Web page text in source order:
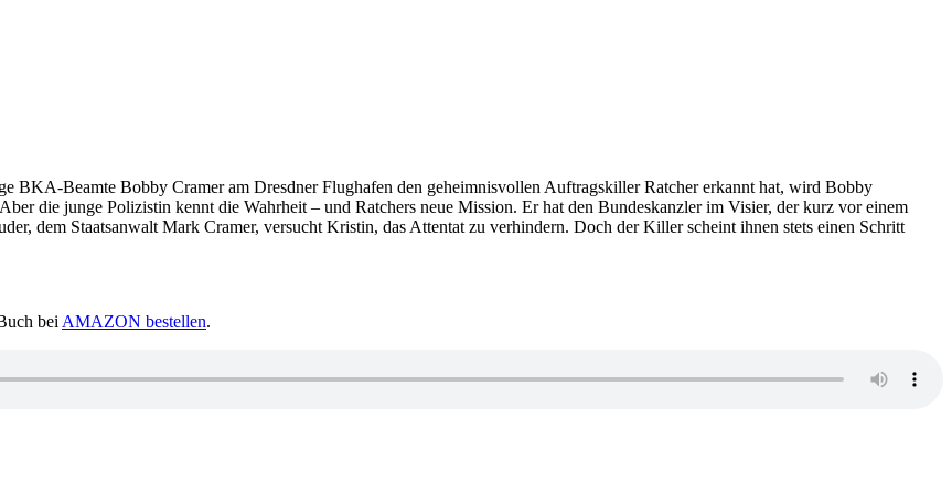
BKA-Beamte Bobby Cramer am Dresdner Flughafen den geheimnisvollen Auftragskiller Ratcher erkannt hat, wird Bobby
die junge Polizistin kennt die Wahrheit – und Ratchers neue Mission. Er hat den Bundeskanzler im Visier, der kurz vor einem
dem Staatsanwalt Mark Cramer, versucht Kristin, das Attentat zu verhindern. Doch der Killer scheint ihnen stets einen Schritt
bei AMAZON bestellen.